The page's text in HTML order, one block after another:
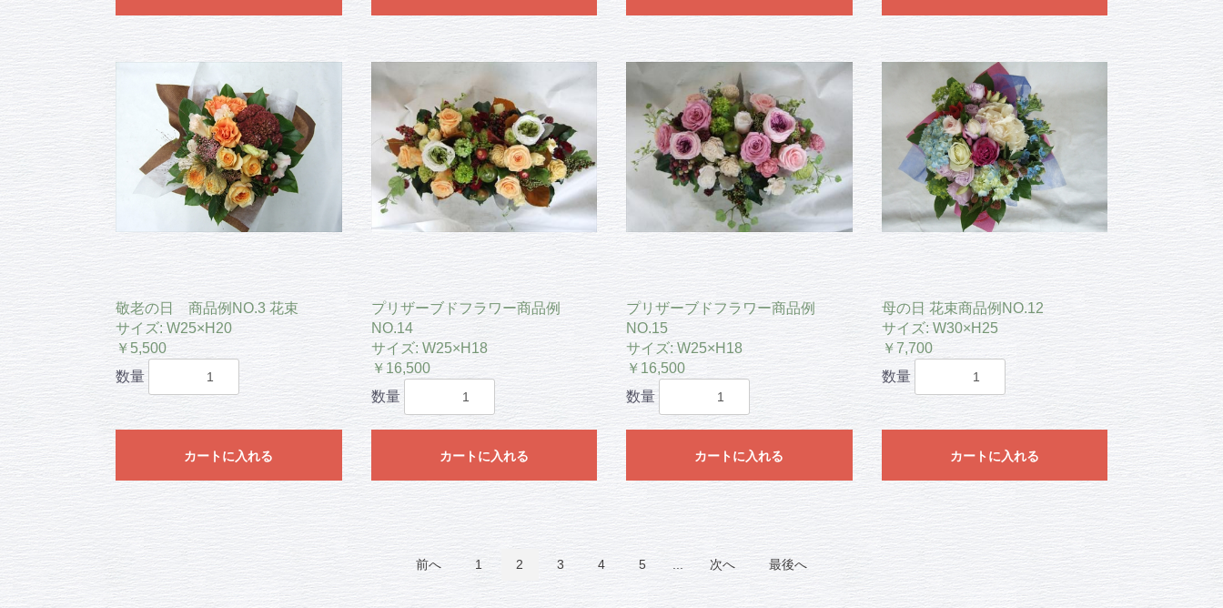
敬老の日 商品例NO.3 花束
サイズ: W25×H20
￥5,500
数量
カートに入れる
プリザーブドフラワー商品例
NO.14
サイズ: W25×H18
￥16,500
数量
カートに入れる
プリザーブドフラワー商品例
NO.15
サイズ: W25×H18
￥16,500
数量
カートに入れる
母の日 花束商品例NO.12
サイズ: W30×H25
￥7,700
数量
カートに入れる
前へ 1 2 3 4 5 ... 次へ 最後へ